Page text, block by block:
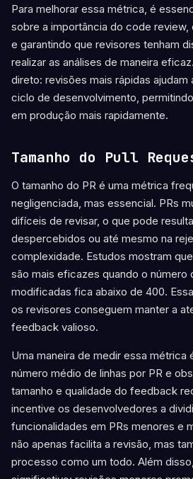
Para melhorar essa métrica, é
sobre a importância do code
e garantindo que revisores tenham
realizar as análises de maneira
direto: revisões mais rápidas ajudam
ciclo de desenvolvimento,
em produção mais rapidamente.
Tamanho do Pull
O tamanho do PR é uma métrica
negligenciada, mas essencial. PRs
difíceis de revisar, o que pode
despercebidos ou até mesmo na
complexidade. Estudos mostram
são mais eficazes quando o número
modificadas fica abaixo de 400.
os revisores conseguem manter a
feedback valioso.
Uma maneira de medir essa métrica
número médio de linhas por PR e
tamanho e qualidade do feedback
incentive os desenvolvedores a
funcionalidades em PRs menores e
não apenas facilita a revisão, mas
processo como um todo. Além